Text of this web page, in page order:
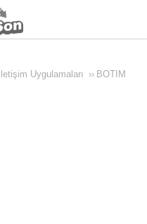
Uygulamaları ›› BOTIM